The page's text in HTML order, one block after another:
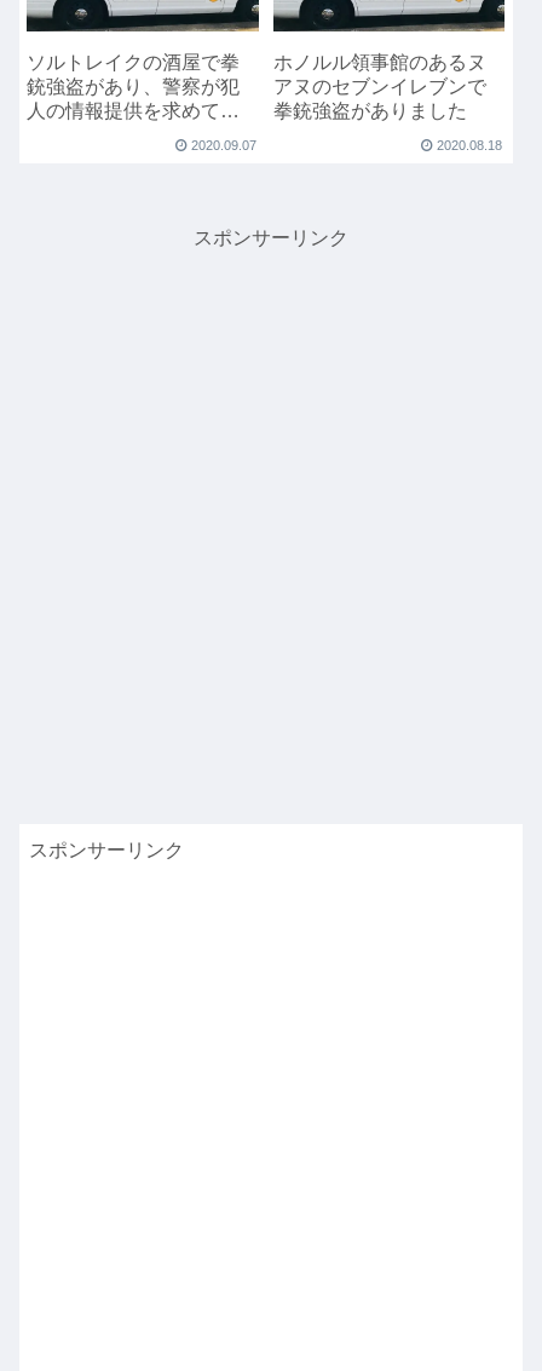
ソルトレイクの酒屋で拳
銃強盗があり、警察が犯
人の情報提供を求めてい
2020.09.07
ホノルル領事館のあるヌ
アヌのセブンイレブンで
拳銃強盗がありました
2020.08.18
スポンサーリンク
スポンサーリンク